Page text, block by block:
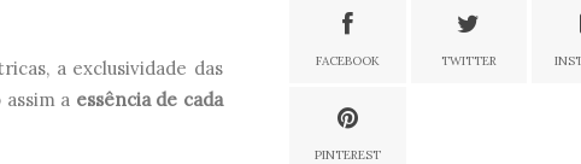
a exclusividade das
a essência de cada
FACEBOOK TWITTER
PINTEREST